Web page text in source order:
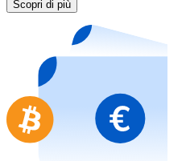
Acquista gift card dei
Vai al negozio di carte
Scopri di più